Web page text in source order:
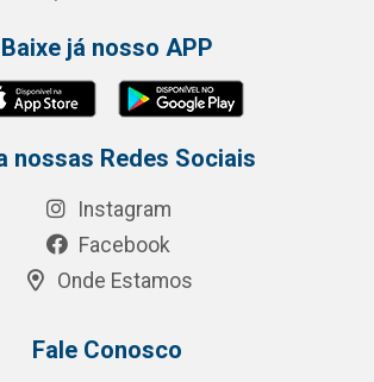
Baixe já nosso APP
nossas Redes Sociais
Instagram
Facebook
Onde Estamos
Fale Conosco